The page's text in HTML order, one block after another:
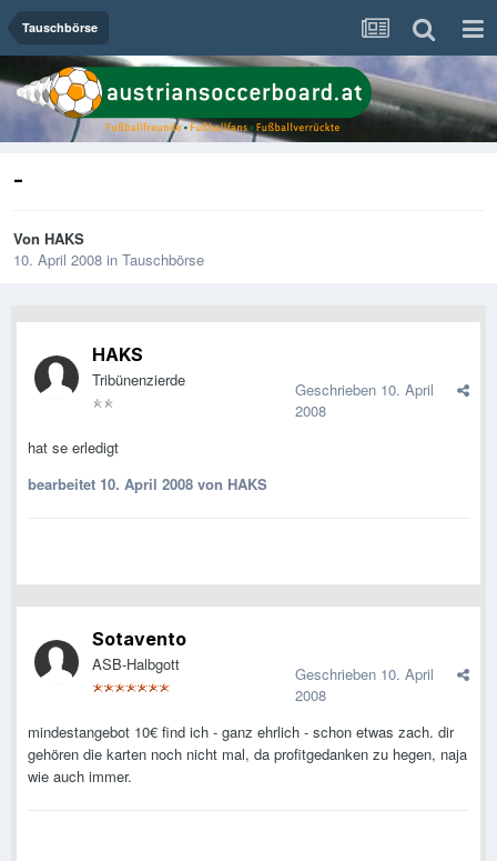
Tauschbörse
-
Von HAKS
10. April 2008 in Tauschbörse
HAKS
Tribünenzierde Geschrieben 10. April
2008
hat se erledigt
bearbeitet 10. April 2008 von HAKS
Sotavento
ASB-Halbgott Geschrieben 10. April
2008
mindestangebot 10€ find ich - ganz ehrlich - schon etwas zach. dir
gehören die karten noch nicht mal, da profitgedanken zu hegen, naja
wie auch immer.